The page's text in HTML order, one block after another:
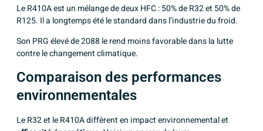
Le R410A est un mélange de deux HFC : 50% de R32 et 50% de
R125. Il a longtemps été le standard dans l’industrie du froid.
Son PRG élevé de 2088 le rend moins favorable dans la lutte
contre le changement climatique.
Comparaison des performances
environnementales
Le R32 et le R410A diffèrent en impact environnemental et